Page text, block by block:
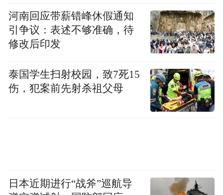
河南回应带薪错峰休假通知
引争议：表述不够准确，待
修改后印发
泰国学生扫射校园，致7死15
伤，犯案前先射杀祖父母
日本近期进行“战斧”巡航导